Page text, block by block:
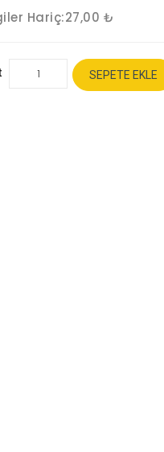
Hariç:27,00 ₺
SEPETE EKLE